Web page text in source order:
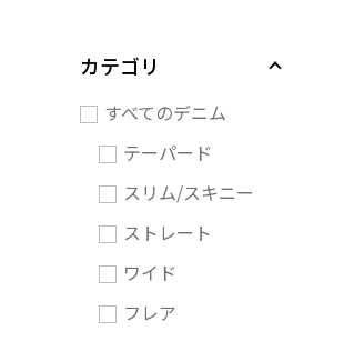
カテゴリ
すべてのデニム
テーパード
スリム/スキニー
ストレート
ワイド
フレア